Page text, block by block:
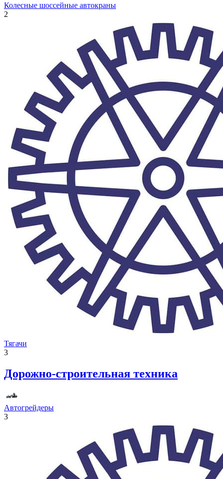
Колесные шоссейные автокраны
2
Тягачи
3
Дорожно-строительная техника
Автогрейдеры
3